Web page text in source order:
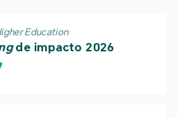
Education
de impacto 2026